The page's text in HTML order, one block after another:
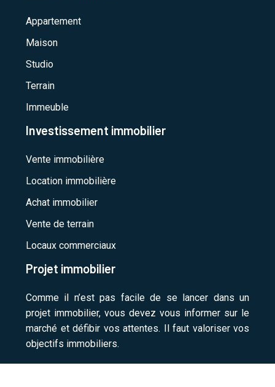
Appartement
Maison
Studio
Terrain
Immeuble
Investissement immobilier
Vente immobilière
Location immobilière
Achat immobilier
Vente de terrain
Locaux commerciaux
Projet immobilier
Comme il n’est pas facile de se lancer dans un
projet immobilier, vous devez vous informer sur le
marché et défibir vos attentes. Il faut valoriser vos
objectifs immobiliers.